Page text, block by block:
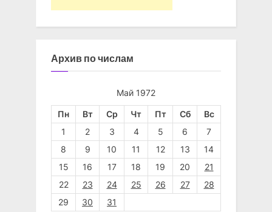
Архив по числам
Май 1972
Пн Вт Ср Чт Пт Сб
Вс
1
2 3 4 5 6
7
8
9 10 11 12 13
14
15
16 17 18 19 20
21
22
23 24 25 26 27
28
29
30 31